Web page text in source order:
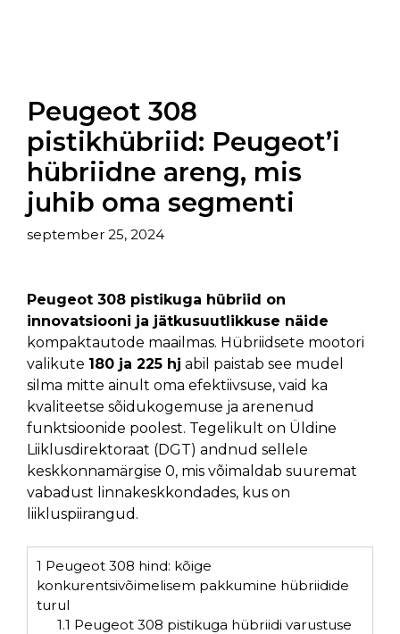
Peugeot 308
pistikhübriid: Peugeot’i
hübriidne areng, mis
juhib oma segmenti
september 25, 2024
Peugeot 308 pistikuga hübriid on
innovatsiooni ja jätkusuutlikkuse näide
kompaktautode maailmas. Hübriidsete mootori
valikute 180 ja 225 hj abil paistab see mudel
silma mitte ainult oma efektiivsuse, vaid ka
kvaliteetse sõidukogemuse ja arenenud
funktsioonide poolest. Tegelikult on Üldine
Liiklusdirektoraat (DGT) andnud sellele
keskkonnamärgise 0, mis võimaldab suuremat
vabadust linnakeskkondades, kus on
liikluspiirangud.
1 Peugeot 308 hind: kõige
konkurentsivõimelisem pakkumine hübriidide
turul
1.1 Peugeot 308 pistikuga hübriidi varustuse